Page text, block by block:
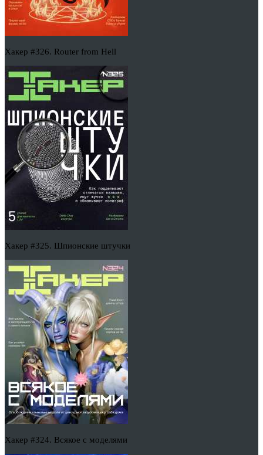
Хакер #326. Router from Hell
Хакер #325. Шпионские штучки
Хакер #324. Всякое с моделями